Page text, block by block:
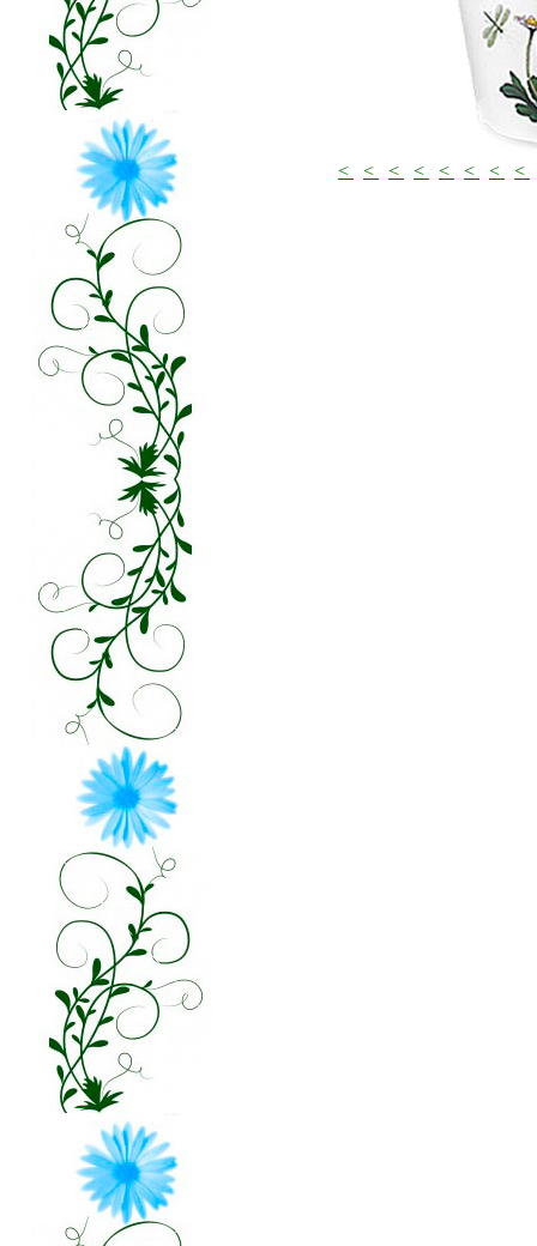
< < < < < < < <